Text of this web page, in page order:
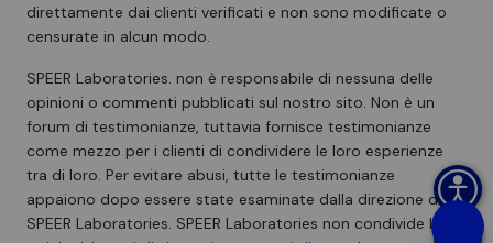
direttamente dai clienti verificati e non sono modificate o
censurate in alcun modo.
SPEER Laboratories. non è responsabile di nessuna delle
opinioni o commenti pubblicati sul nostro sito. Non è un
forum di testimonianze, tuttavia fornisce testimonianze
come mezzo per i clienti di condividere le loro esperienze
tra di loro. Per evitare abusi, tutte le testimonianze
appaiono dopo essere state esaminate dalla direzione di
SPEER Laboratories. SPEER Laboratories non condivide le